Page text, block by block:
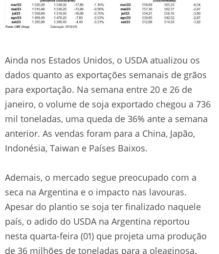
Ainda nos Estados Unidos, o USDA atualizou os
dados quanto as exportações semanais de grãos
para exportação. Na semana entre 20 e 26 de
janeiro, o volume de soja exportado chegou a 736
mil toneladas, uma queda de 36% ante a semana
anterior. As vendas foram para a China, Japão,
Indonésia, Taiwan e Países Baixos.
Ademais, o mercado segue preocupado com a
seca na Argentina e o impacto nas lavouras.
Apesar do plantio se soja ter finalizado naquele
país, o adido do USDA na Argentina reportou
nesta quarta-feira (01) que projeta uma produção
de 36 milhões de toneladas para a oleaginosa.